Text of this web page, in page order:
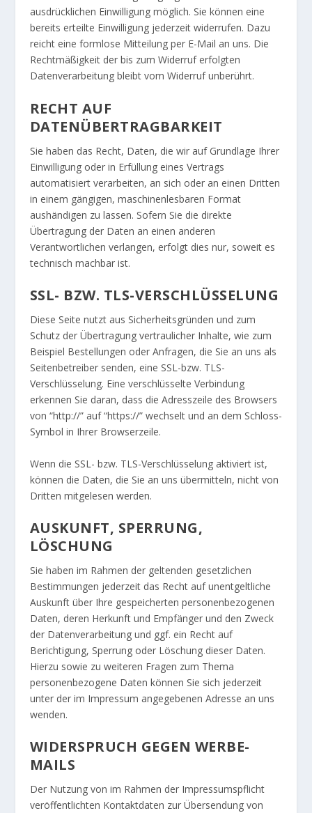
ausdrücklichen Einwilligung möglich. Sie können eine
bereits erteilte Einwilligung jederzeit widerrufen. Dazu
reicht eine formlose Mitteilung per E-Mail an uns. Die
Rechtmäßigkeit der bis zum Widerruf erfolgten
Datenverarbeitung bleibt vom Widerruf unberührt.
RECHT AUF
DATENÜBERTRAGBARKEIT
Sie haben das Recht, Daten, die wir auf Grundlage Ihrer
Einwilligung oder in Erfüllung eines Vertrags
automatisiert verarbeiten, an sich oder an einen Dritten
in einem gängigen, maschinenlesbaren Format
aushändigen zu lassen. Sofern Sie die direkte
Übertragung der Daten an einen anderen
Verantwortlichen verlangen, erfolgt dies nur, soweit es
technisch machbar ist.
SSL- BZW. TLS-VERSCHLÜSSELUNG
Diese Seite nutzt aus Sicherheitsgründen und zum
Schutz der Übertragung vertraulicher Inhalte, wie zum
Beispiel Bestellungen oder Anfragen, die Sie an uns als
Seitenbetreiber senden, eine SSL-bzw. TLS-
Verschlüsselung. Eine verschlüsselte Verbindung
erkennen Sie daran, dass die Adresszeile des Browsers
von “http://” auf “https://” wechselt und an dem Schloss-
Symbol in Ihrer Browserzeile.
Wenn die SSL- bzw. TLS-Verschlüsselung aktiviert ist,
können die Daten, die Sie an uns übermitteln, nicht von
Dritten mitgelesen werden.
AUSKUNFT, SPERRUNG,
LÖSCHUNG
Sie haben im Rahmen der geltenden gesetzlichen
Bestimmungen jederzeit das Recht auf unentgeltliche
Auskunft über Ihre gespeicherten personenbezogenen
Daten, deren Herkunft und Empfänger und den Zweck
der Datenverarbeitung und ggf. ein Recht auf
Berichtigung, Sperrung oder Löschung dieser Daten.
Hierzu sowie zu weiteren Fragen zum Thema
personenbezogene Daten können Sie sich jederzeit
unter der im Impressum angegebenen Adresse an uns
wenden.
WIDERSPRUCH GEGEN WERBE-
MAILS
Der Nutzung von im Rahmen der Impressumspflicht
veröffentlichten Kontaktdaten zur Übersendung von